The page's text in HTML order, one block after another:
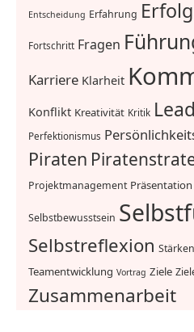
Entscheidung Erfahrung Erfolg
Fortschritt Fragen
Karriere Klarheit
Konflikt Kreativität Kritik
Perfektionismus
Piraten
Projektmanagement Präsentation
Selbstbewusstsein
Selbstreflexion Stärken
Teamentwicklung Vortrag Ziele
Zusammenarbeit